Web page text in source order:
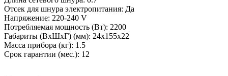
Отсек для шнура электропитания: Да
Напряжение: 220-240 V
Потребляемая мощность (Вт): 2200
Габариты (ВxШхГ) (мм): 24x155x22
Масса прибора (кг): 1.5
Срок гарантии (мес.): 12